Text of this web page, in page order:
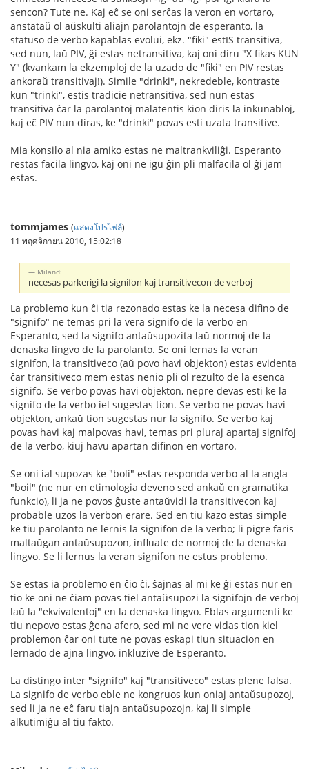
sencon? Tute ne. Kaj eĉ se oni serĉas la veron en vortaro,
anstataŭ ol aŭskulti aliajn parolantojn de esperanto, la
statuso de verbo kapablas evolui, ekz. "fiki" estIS transitiva,
sed nun, laŭ PIV, ĝi estas netransitiva, kaj oni diru "X fikas KUN
Y" (kvankam la ekzemploj de la uzado de "fiki" en PIV restas
ankoraŭ transitivaj!). Simile "drinki", nekredeble, kontraste
kun "trinki", estis tradicie netransitiva, sed nun estas
transitiva ĉar la parolantoj malatentis kion diris la inkunabloj,
kaj eĉ PIV nun diras, ke "drinki" povas esti uzata transitive.
Mia konsilo al nia amiko estas ne maltrankviliĝi. Esperanto
restas facila lingvo, kaj oni ne igu ĝin pli malfacila ol ĝi jam
estas.
tommjames (แสดงโปรไฟล์)
11 พฤศจิกายน 2010, 15:02:18
Miland:
necesas parkerigi la signifon kaj transitivecon de verboj
La problemo kun ĉi tia rezonado estas ke la necesa difino de
"signifo" ne temas pri la vera signifo de la verbo en
Esperanto, sed la signifo antaŭsupozita laŭ normoj de la
denaska lingvo de la parolanto. Se oni lernas la veran
signifon, la transitiveco (aŭ povo havi objekton) estas evidenta
ĉar transitiveco mem estas nenio pli ol rezulto de la esenca
signifo. Se verbo povas havi objekton, nepre devas esti ke la
signifo de la verbo iel sugestas tion. Se verbo ne povas havi
objekton, ankaŭ tion sugestas nur la signifo. Se verbo kaj
povas havi kaj malpovas havi, temas pri pluraj apartaj signifoj
de la verbo, kiuj havu apartan difinon en vortaro.
Se oni ial supozas ke "boli" estas responda verbo al la angla
"boil" (ne nur en etimologia deveno sed ankaŭ en gramatika
funkcio), li ja ne povos ĝuste antaŭvidi la transitivecon kaj
probable uzos la verbon erare. Sed en tiu kazo estas simple
ke tiu parolanto ne lernis la signifon de la verbo; li pigre faris
maltaŭgan antaŭsupozon, influate de normoj de la denaska
lingvo. Se li lernus la veran signifon ne estus problemo.
Se estas ia problemo en ĉio ĉi, ŝajnas al mi ke ĝi estas nur en
tio ke oni ne ĉiam povas tiel antaŭsupozi la signifojn de verboj
laŭ la "ekvivalentoj" en la denaska lingvo. Eblas argumenti ke
tiu nepovo estas ĝena afero, sed mi ne vere vidas tion kiel
problemon ĉar oni tute ne povas eskapi tiun situacion en
lernado de ajna lingvo, inkluzive de Esperanto.
La distingo inter "signifo" kaj "transitiveco" estas plene falsa.
La signifo de verbo eble ne kongruos kun oniaj antaŭsupozoj,
sed li ja ne eĉ faru tiajn antaŭsupozojn, kaj li simple
alkutimiĝu al tiu fakto.